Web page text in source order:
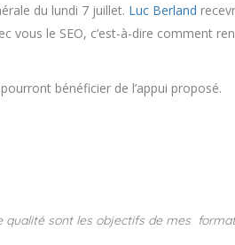
du lundi 7 juillet. Luc Berland
le SEO, c’est-à-dire comment
bénéficier de l’appui proposé.
qualité sont les objectifs de mes